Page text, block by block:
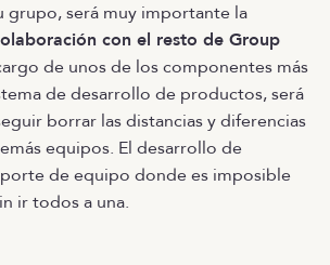
grupo, será muy importante la
con el resto de Group
de unos de los componentes más
de desarrollo de productos, será
borrar las distancias y diferencias
equipos. El desarrollo de
de equipo donde es imposible
ir todos a una.